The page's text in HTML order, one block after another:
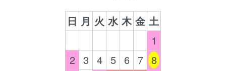
日 月 火 水 木 金 土
1
2 3 4 5 6 7 8